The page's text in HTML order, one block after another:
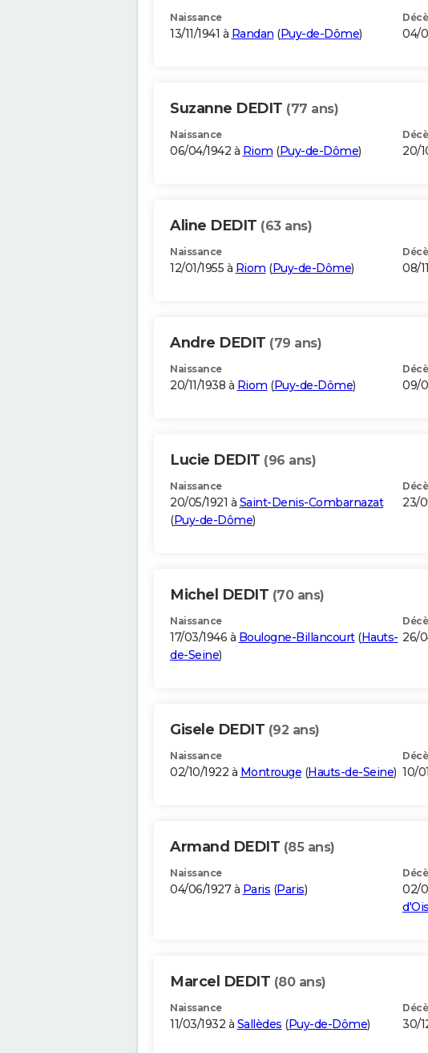
Naissance
13/11/1941 à Randan (Puy-de-Dôme) 04/
Suzanne DEDIT (77 ans)
Naissance
06/04/1942 à Riom (Puy-de-Dôme) 20/
Aline DEDIT (63 ans)
Naissance
12/01/1955 à Riom (Puy-de-Dôme) 08/
Andre DEDIT (79 ans)
Naissance
20/11/1938 à Riom (Puy-de-Dôme) 09/
Lucie DEDIT (96 ans)
Naissance
20/05/1921 à Saint-Denis-Combarnazat
(Puy-de-Dôme)
23/
Michel DEDIT (70 ans)
Naissance
17/03/1946 à Boulogne-Billancourt(Hauts-
de-Seine)
26/
Gisele DEDIT (92 ans)
Naissance
02/10/1922 à Montrouge (Hauts-de-Seine) 10/
Armand DEDIT (85 ans)
Naissance
04/06/1927 à Paris (Paris) 02/
Marcel DEDIT (80 ans)
Naissance
11/03/1932 à Sallèdes (Puy-de-Dôme) 30/